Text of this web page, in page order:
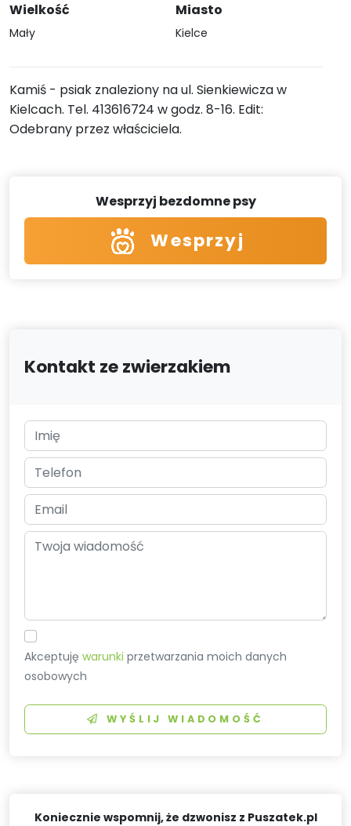
Wielkość
Mały
Miasto
Kielce
Kamiś - psiak znaleziony na ul. Sienkiewicza w
Kielcach. Tel. 413616724 w godz. 8-16. Edit:
Odebrany przez właściciela.
Wesprzyj bezdomne psy
Wesprzyj
Kontakt ze zwierzakiem
Akceptujęwarunki przetwarzania moich danych
osobowych
WYŚLIJ WIADOMOŚĆ
Koniecznie wspomnij, że dzwonisz z Puszatek.pl